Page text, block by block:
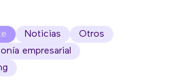
Noticias
Otros
empresarial